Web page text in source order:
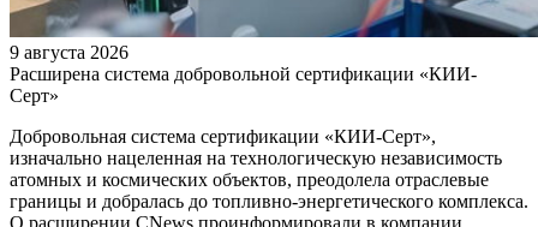
9 августа 2026
Расширена система добровольной сертификации «КИИ-
Серт»
Добровольная система сертификации «КИИ-Серт»,
изначально нацеленная на технологическую независимость
атомных и космических объектов, преодолела отраслевые
границы и добралась до топливно-энергетического комплекса.
О расширении CNews проинформировали в компании